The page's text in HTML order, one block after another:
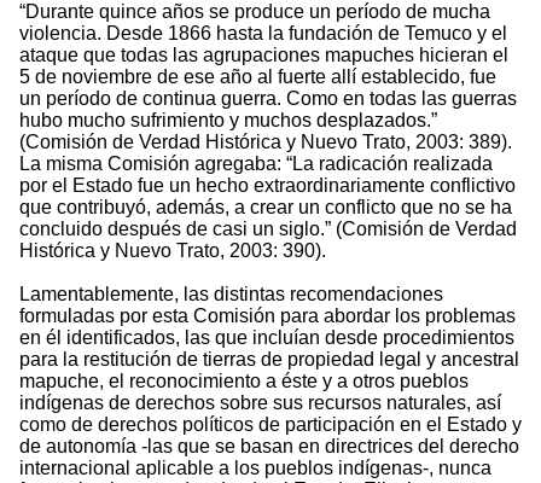
“Durante quince años se produce un período de mucha
violencia. Desde 1866 hasta la fundación de Temuco y el
ataque que todas las agrupaciones mapuches hicieran el
5 de noviembre de ese año al fuerte allí establecido, fue
un período de continua guerra. Como en todas las guerras
hubo mucho sufrimiento y muchos desplazados.”
(Comisión de Verdad Histórica y Nuevo Trato, 2003: 389).
La misma Comisión agregaba: “La radicación realizada
por el Estado fue un hecho extraordinariamente conflictivo
que contribuyó, además, a crear un conflicto que no se ha
concluido después de casi un siglo.” (Comisión de Verdad
Histórica y Nuevo Trato, 2003: 390).
Lamentablemente, las distintas recomendaciones
formuladas por esta Comisión para abordar los problemas
en él identificados, las que incluían desde procedimientos
para la restitución de tierras de propiedad legal y ancestral
mapuche, el reconocimiento a éste y a otros pueblos
indígenas de derechos sobre sus recursos naturales, así
como de derechos políticos de participación en el Estado y
de autonomía -las que se basan en directrices del derecho
internacional aplicable a los pueblos indígenas-, nunca